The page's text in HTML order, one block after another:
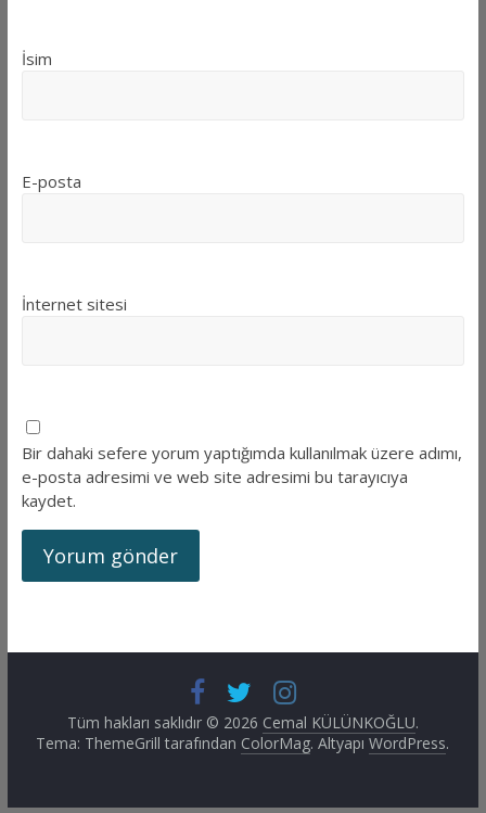
İsim
E-posta
İnternet sitesi
Bir dahaki sefere yorum yaptığımda kullanılmak üzere adımı,
e-posta adresimi ve web site adresimi bu tarayıcıya
kaydet.
Tüm hakları saklıdır © 2026 Cemal KÜLÜNKOĞLU.
Tema: ThemeGrill tarafından ColorMag. AltyapıWordPress.